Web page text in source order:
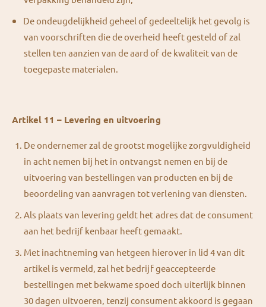
De ondeugdelijkheid geheel of gedeeltelijk het gevolg is
van voorschriften die de overheid heeft gesteld of zal
stellen ten aanzien van de aard of de kwaliteit van de
toegepaste materialen.
Artikel 11 – Levering en uitvoering
De ondernemer zal de grootst mogelijke zorgvuldigheid
in acht nemen bij het in ontvangst nemen en bij de
uitvoering van bestellingen van producten en bij de
beoordeling van aanvragen tot verlening van diensten.
Als plaats van levering geldt het adres dat de consument
aan het bedrijf kenbaar heeft gemaakt.
Met inachtneming van hetgeen hierover in lid 4 van dit
artikel is vermeld, zal het bedrijf geaccepteerde
bestellingen met bekwame spoed doch uiterlijk binnen
30 dagen uitvoeren, tenzij consument akkoord is gegaan